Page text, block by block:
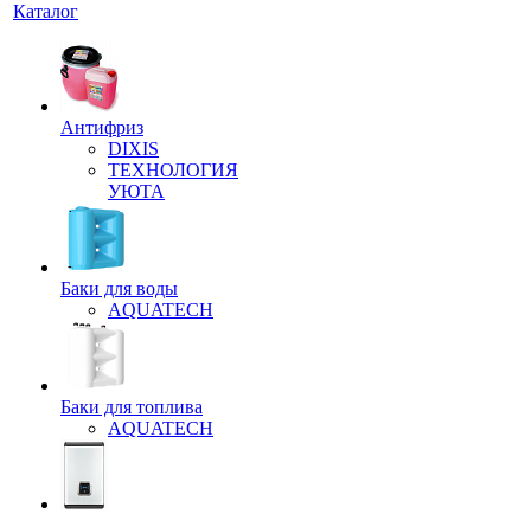
Каталог
Антифриз
DIXIS
ТЕХНОЛОГИЯ
УЮТА
Баки для воды
AQUATECH
Баки для топлива
AQUATECH